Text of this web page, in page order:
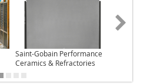
Saint-Gobain Performance
Ceramics & Refractories